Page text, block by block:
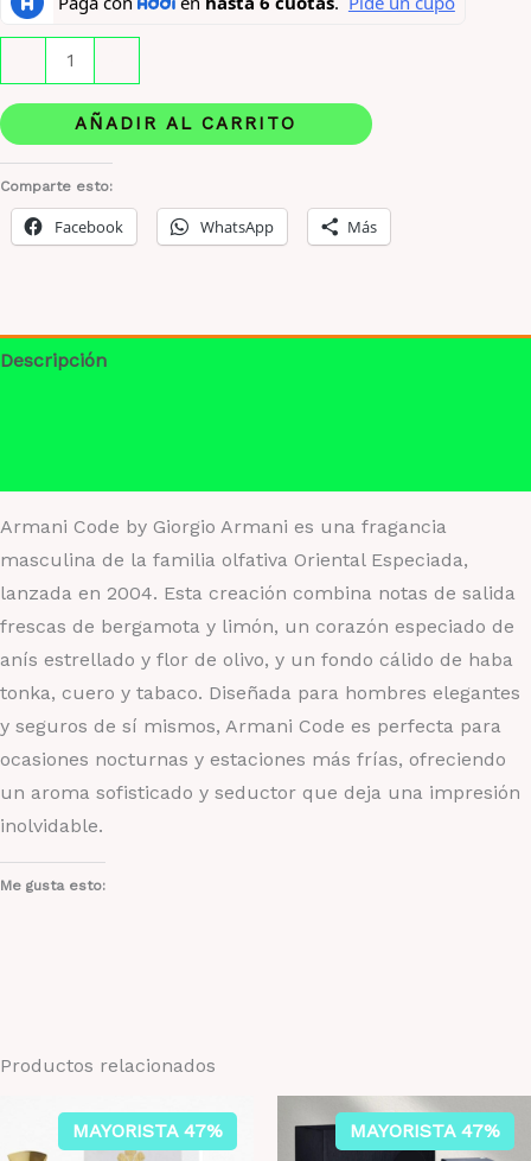
Code
by
Giorgio
Armani
cantidad
AÑADIR AL CARRITO
Comparte esto:
Facebook WhatsApp Más
Descripción
Armani Code by Giorgio Armani es una fragancia
masculina de la familia olfativa Oriental Especiada,
lanzada en 2004. Esta creación combina notas de salida
frescas de bergamota y limón, un corazón especiado de
anís estrellado y flor de olivo, y un fondo cálido de haba
tonka, cuero y tabaco. Diseñada para hombres elegantes
y seguros de sí mismos, Armani Code es perfecta para
ocasiones nocturnas y estaciones más frías, ofreciendo
un aroma sofisticado y seductor que deja una impresión
inolvidable.
Me gusta esto:
Productos relacionados
MAYORISTA 47% MAYORISTA 47%